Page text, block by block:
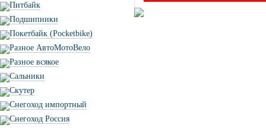
Питбайк
Подшипники
Покетбайк (Pocketbike)
Разное АвтоМотоВело
Разное всякое
Сальники
Скутер
Снегоход импортный
Снегоход Россия